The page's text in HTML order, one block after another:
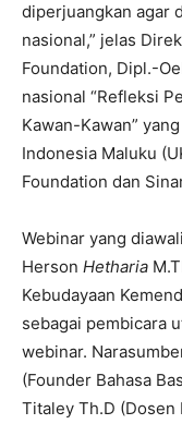
diperjuangkan agar
nasional,” jelas
Foundation, Dipl.-
nasional “Refleksi
Kawan-Kawan”
Indonesia Maluku
Foundation dan
Webinar yang
Herson Hetharia
Kebudayaan
sebagai pembicara
webinar.
(Founder Bahasa
Titaley Th.D (Dosen